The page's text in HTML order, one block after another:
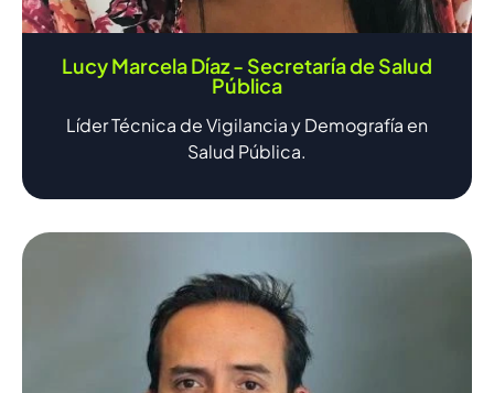
Lucy Marcela Díaz - Secretaría de Salud
Pública
Líder Técnica de Vigilancia y Demografía en
Salud Pública.